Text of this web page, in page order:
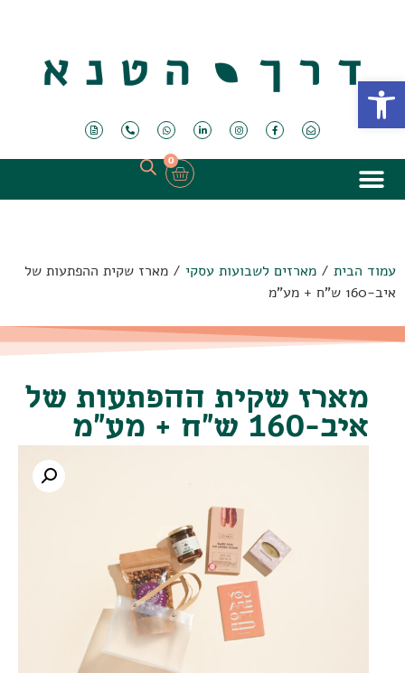
פתח סרגל נגישות
0
עמוד הבית / מארזים לשבועות עסקי / מארז שקית ההפתעות של
איב-160 ש"ח + מע"מ
מארז שקית ההפתעות של
איב-160 ש"ח + מע"מ